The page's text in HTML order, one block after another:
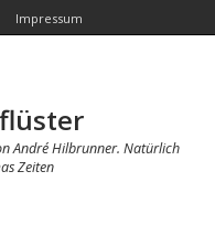
Impressum
André Hilbrunner. Natürlich
Zeiten